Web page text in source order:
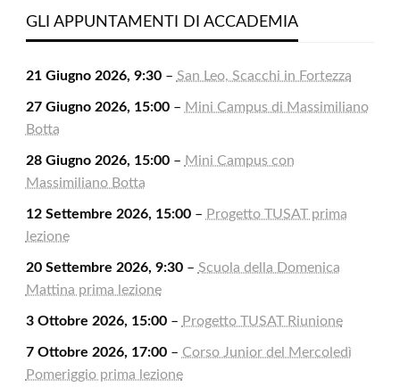
2026
2026
2026
2026
2026
GLI APPUNTAMENTI DI ACCADEMIA
21 Giugno 2026, 9:30– San Leo, Scacchi in Fortezza
27 Giugno 2026, 15:00– Mini Campus di Massimiliano
Botta
28 Giugno 2026, 15:00– Mini Campus con
Massimiliano Botta
12 Settembre 2026, 15:00– Progetto TUSAT prima
lezione
20 Settembre 2026, 9:30– Scuola della Domenica
Mattina prima lezione
3 Ottobre 2026, 15:00– Progetto TUSAT Riunione
7 Ottobre 2026, 17:00– Corso Junior del Mercoledì
Pomeriggio prima lezione